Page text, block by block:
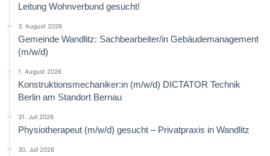
Leitung Wohnverbund gesucht!
3. August 2026
Gemeinde Wandlitz: Sachbearbeiter/in Gebäudemanagement
(m/w/d)
1. August 2026
Konstruktionsmechaniker:in (m/w/d) DICTATOR Technik
Berlin am Standort Bernau
31. Juli 2026
Physiotherapeut (m/w/d) gesucht – Privatpraxis in Wandlitz
30. Juli 2026